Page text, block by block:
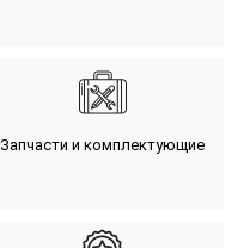
Запчасти и комплектующие